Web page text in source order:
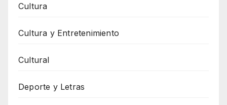
Cultura
Cultura y Entretenimiento
Cultural
Deporte y Letras